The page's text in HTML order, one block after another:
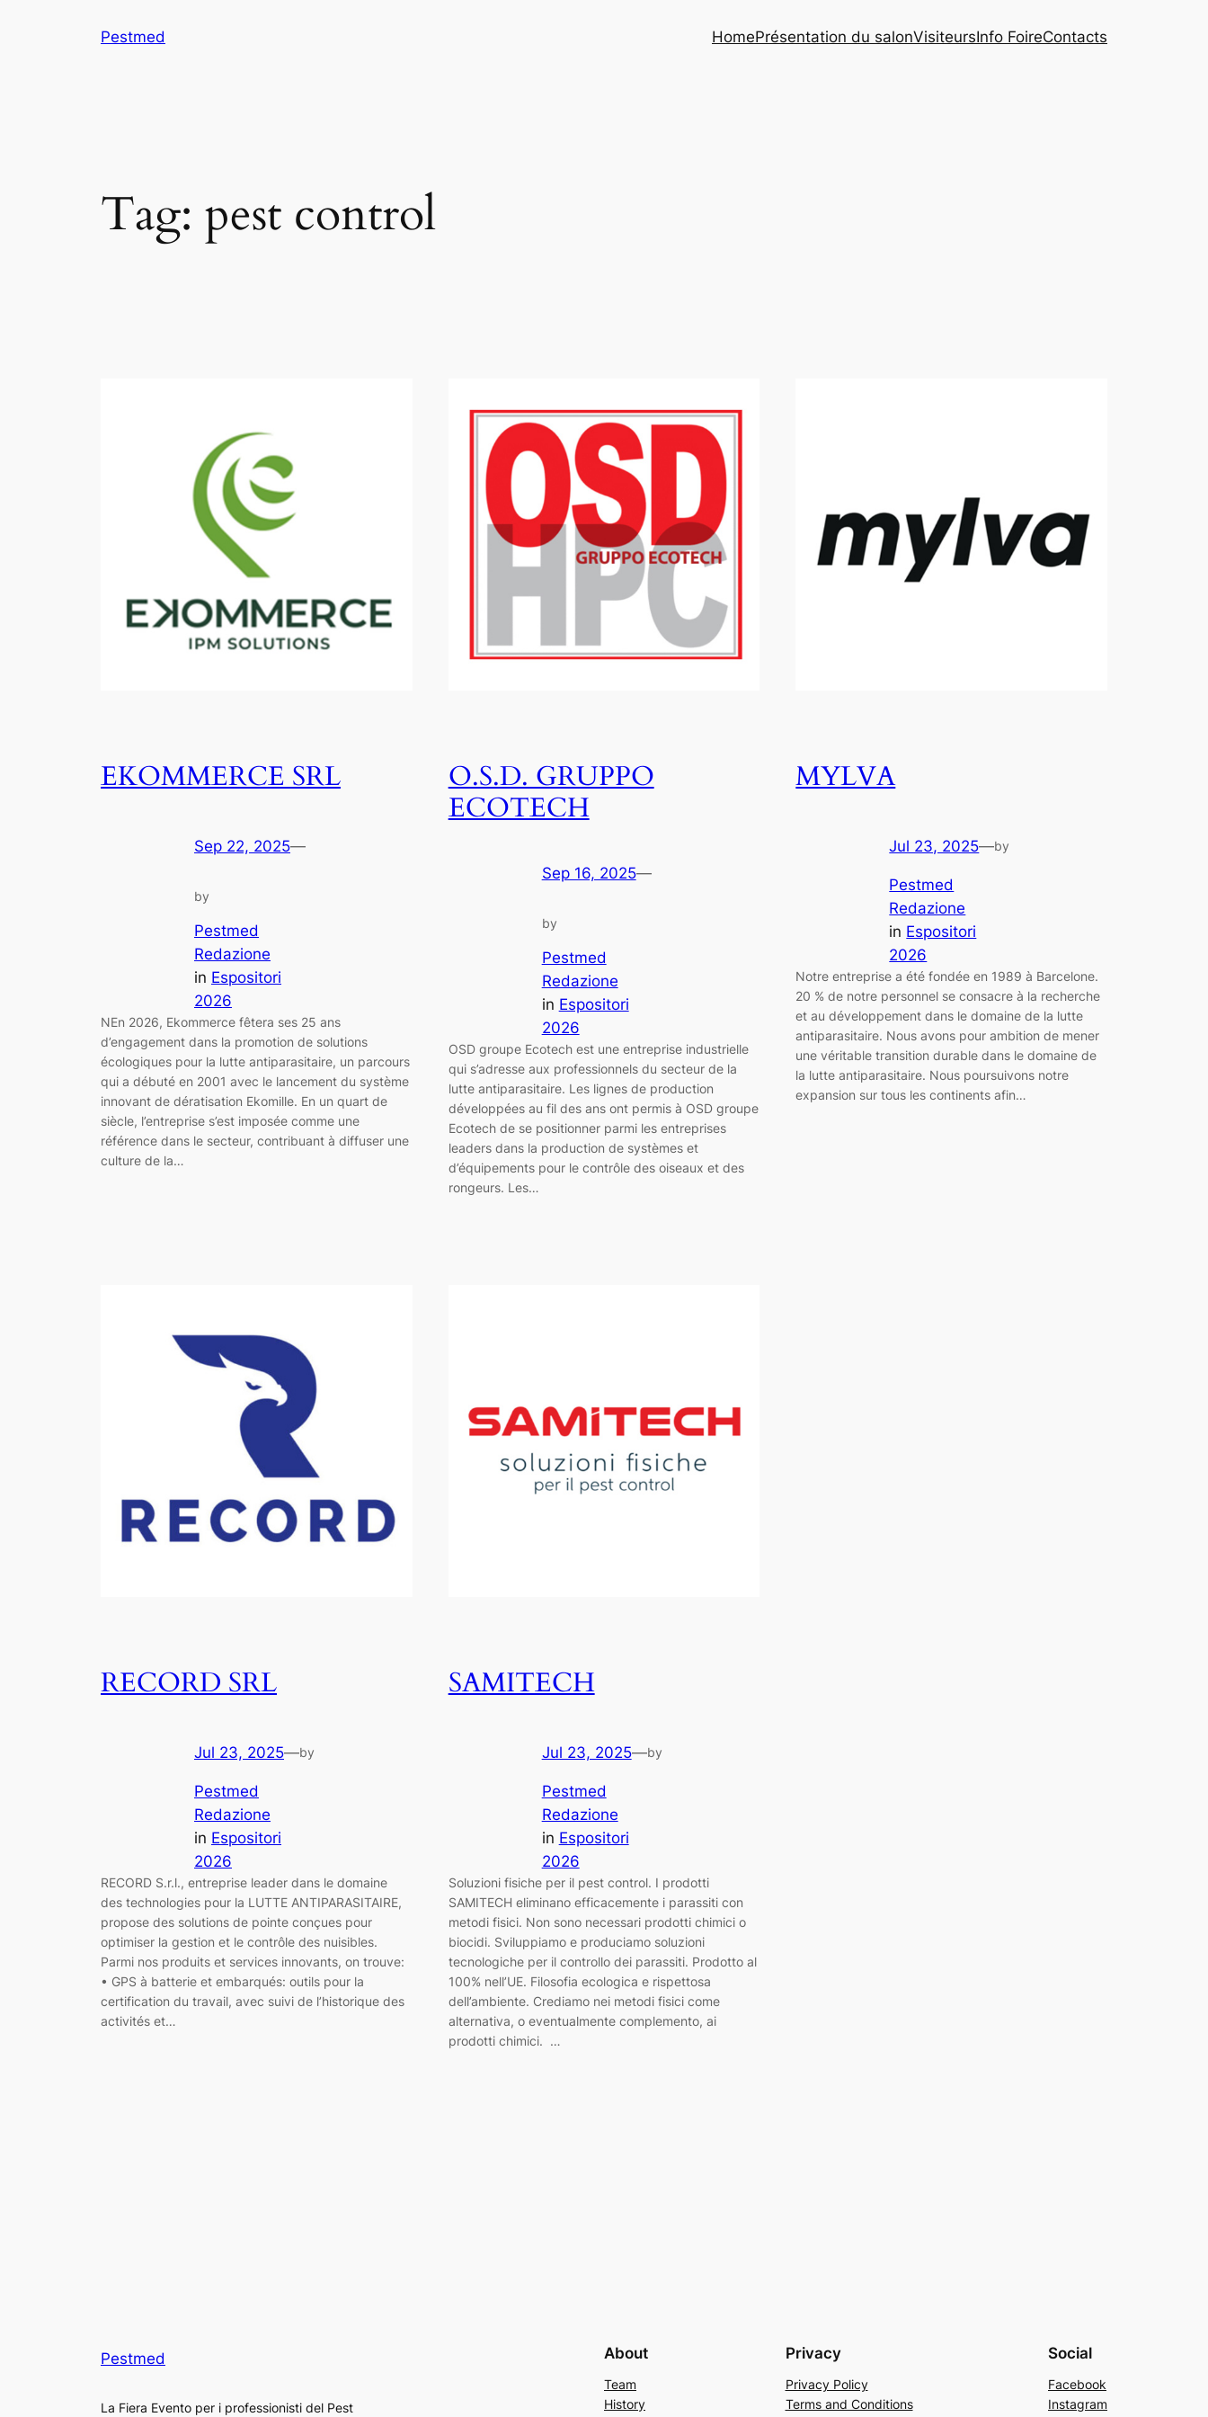
Pestmed HomePrésentation du salonVisiteursInfo FoireContacts
Tag: pest control
EKOMMERCE SRL
Sep 22, 2025—
by
Pestmed
Redazione
in Espositori
2026
NEn 2026, Ekommerce fêtera ses 25 ans
d’engagement dans la promotion de solutions
écologiques pour la lutte antiparasitaire, un parcours
qui a débuté en 2001 avec le lancement du système
innovant de dératisation Ekomille. En un quart de
siècle, l’entreprise s’est imposée comme une
référence dans le secteur, contribuant à diffuser une
culture de la…
O.S.D. GRUPPO
ECOTECH
Sep 16, 2025—
by
Pestmed
Redazione
in Espositori
2026
OSD groupe Ecotech est une entreprise industrielle
qui s’adresse aux professionnels du secteur de la
lutte antiparasitaire. Les lignes de production
développées au fil des ans ont permis à OSD groupe
Ecotech de se positionner parmi les entreprises
leaders dans la production de systèmes et
d’équipements pour le contrôle des oiseaux et des
rongeurs. Les…
MYLVA
Jul 23, 2025—by
Pestmed
Redazione
in Espositori
2026
Notre entreprise a été fondée en 1989 à Barcelone.
20 % de notre personnel se consacre à la recherche
et au développement dans le domaine de la lutte
antiparasitaire. Nous avons pour ambition de mener
une véritable transition durable dans le domaine de
la lutte antiparasitaire. Nous poursuivons notre
expansion sur tous les continents afin…
RECORD SRL
Jul 23, 2025—by
Pestmed
Redazione
in Espositori
2026
RECORD S.r.l., entreprise leader dans le domaine
des technologies pour la LUTTE ANTIPARASITAIRE,
propose des solutions de pointe conçues pour
optimiser la gestion et le contrôle des nuisibles.
Parmi nos produits et services innovants, on trouve:
• GPS à batterie et embarqués: outils pour la
certification du travail, avec suivi de l’historique des
activités et…
SAMITECH
Jul 23, 2025—by
Pestmed
Redazione
in Espositori
2026
Soluzioni fisiche per il pest control. I prodotti
SAMITECH eliminano efficacemente i parassiti con
metodi fisici. Non sono necessari prodotti chimici o
biocidi. Sviluppiamo e produciamo soluzioni
tecnologiche per il controllo dei parassiti. Prodotto al
100% nell’UE. Filosofia ecologica e rispettosa
dell’ambiente. Crediamo nei metodi fisici come
alternativa, o eventualmente complemento, ai
prodotti chimici. …
Pestmed
La Fiera Evento per i professionisti del Pest
About
Team
History
Privacy
Privacy Policy
Terms and Conditions
Social
Facebook
Instagram